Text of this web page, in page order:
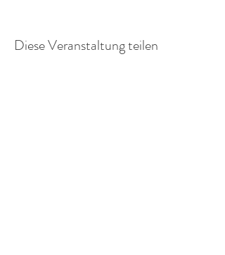
Diese Veranstaltung teilen